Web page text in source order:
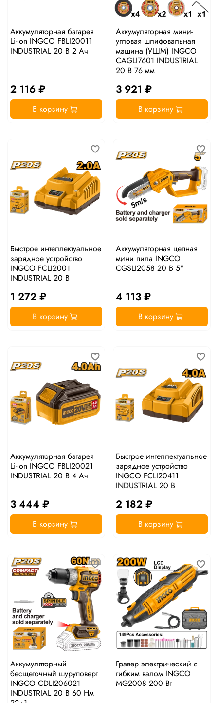
Аккумуляторная батарея
Li-Ion INGCO FBLI20011
INDUSTRIAL 20 В 2 Ач
2 116 ₽
В корзину
Аккумуляторная мини-
угловая шлифовальная
машина (УШМ) INGCO
CAGLI7601 INDUSTRIAL
20 В 76 мм
3 921 ₽
В корзину
Быстрое интеллектуальное
зарядное устройство
INGCO FCLI2001
INDUSTRIAL 20 В
1 272 ₽
В корзину
Аккумуляторная цепная
мини пила INGCO
CGSLI2058 20 В 5"
4 113 ₽
В корзину
Аккумуляторная батарея
Li-Ion INGCO FBLI20021
INDUSTRIAL 20 В 4 Ач
3 444 ₽
В корзину
Быстрое интеллектуальное
зарядное устройство
INGCO FCLI20411
INDUSTRIAL 20 В
2 182 ₽
В корзину
Аккумуляторный
бесщеточный шуруповерт
INGCO CDLI206021
INDUSTRIAL 20 В 60 Нм
Гравер электрический с
гибким валом INGCO
MG2008 200 Вт